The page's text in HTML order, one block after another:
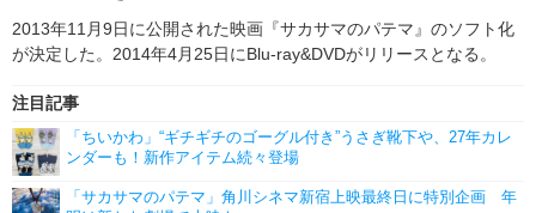
書評
ゲーム 座談会
アニメ！アニメ！TV ABEMA Cafe
2013年11月9日に公開された映画『サカサマのパテマ』のソフト化
が決定した。2014年4月25日にBlu-ray&DVDがリリースとなる。
注目記事
「ちいかわ」“ギチギチのゴーグル付き”うさぎ靴下や、27年カレ
ンダーも！新作アイテム続々登場
「サカサマのパテマ」角川シネマ新宿上映最終日に特別企画 年